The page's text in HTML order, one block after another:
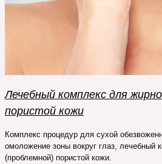
Лечебный комплекс для
пористой кожи
Комплекс процедур для сухой
омоложение зоны вокруг глаз, лечебный
(проблемной) пористой кожи.